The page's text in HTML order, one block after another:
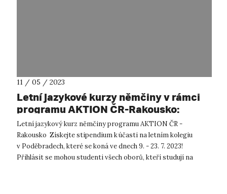
11 / 05 / 2023
Letní jazykové kurzy němčiny v rámci
programu AKTION ČR-Rakousko:
prodloužení termínu pro přihlášení
Letní jazykový kurz němčiny programu AKTION ČR -
Rakousko Získejte stipendium k účasti na letním kolegiu
v Poděbradech, které se koná ve dnech 9. - 23. 7. 2023!
Přihlásit se mohou studenti všech oborů, kteří studují na